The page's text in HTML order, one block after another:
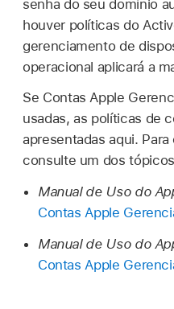
senha do seu domínio
houver políticas do
gerenciamento de
operacional aplicará a
Se Contas Apple
usadas, as políticas de
apresentadas aqui.
consulte um dos
Manual de Uso do
Contas Apple
Manual de Uso do
Contas Apple